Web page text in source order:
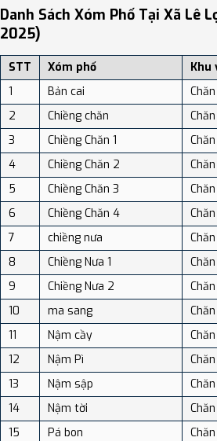
địa điểm tại: VReview.vn - Nền tảng
lịch uy tín tại Việt Nam.
Danh Sách Xóm Phố Tại Xã Lê
2025)
STT Xóm phố Khu
1
Bản cai
2
Chiềng chăn
3
Chiềng Chăn 1
4
Chiềng Chăn 2
5
Chiềng Chăn 3
6
Chiềng Chăn 4
7
chiềng nưa
8
Chiềng Nưa 1
9
Chiềng Nưa 2
10
ma sang
11
Nậm cầy
12
Nậm Pì
13
Nậm sập
14
Nậm tời
15
Pá bon